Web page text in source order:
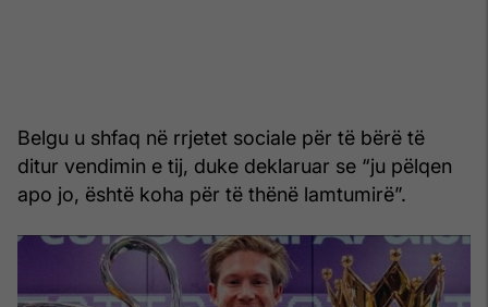
Belgu u shfaq në rrjetet sociale për të bërë të
ditur vendimin e tij, duke deklaruar se “ju pëlqen
apo jo, është koha për të thënë lamtumirë”.